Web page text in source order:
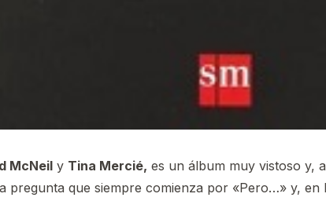
McNeil y Tina Mercié, es un álbum muy vistoso y,
pregunta que siempre comienza por «Pero…» y, en